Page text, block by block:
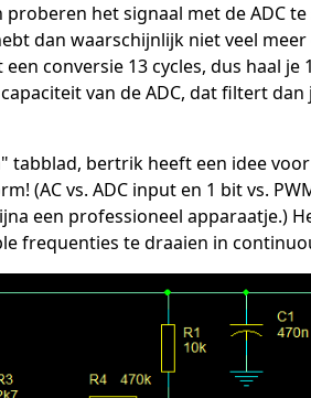
proberen het signaal met de ADC
dan waarschijnlijk niet veel
conversie 13 cycles, dus haal
van de ADC, dat filtert
tabblad, bertrik heeft een idee
(AC vs. ADC input en 1 bit vs.
een professioneel apparaatje.)
frequenties te draaien in